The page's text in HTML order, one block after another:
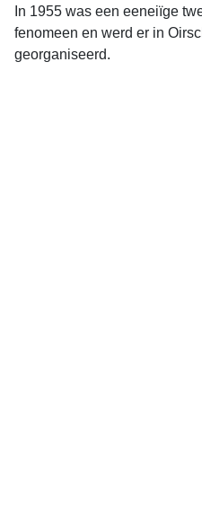
In 1955 was een eeneiïge
fenomeen en werd er in
georganiseerd.